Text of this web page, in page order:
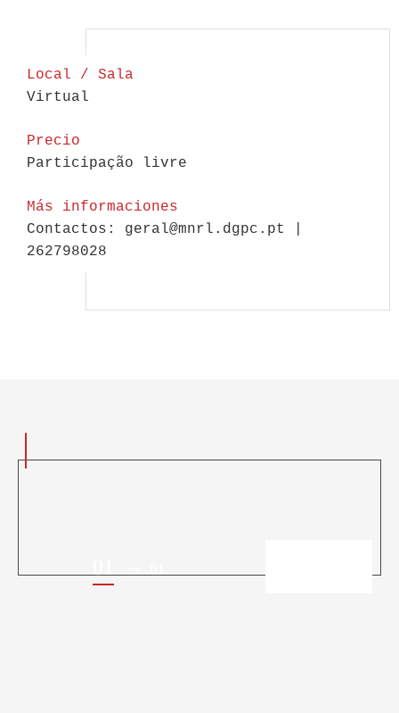
Local / Sala
Virtual
Precio
Participação livre
Más informaciones
Contactos: geral@mnrl.dgpc.pt |
262798028
01 01